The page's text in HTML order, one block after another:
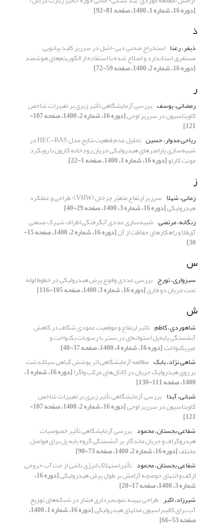
[دوره 16، شماره 1، 1400، صفحه 81-92]
ذ
ذیفر، رعنا استخراج منحنی دبی-اشل در سرریز کلید پیانویی
مستغرق استاندارد و اصلاح شده با استفاده از الگوریتم‌های هوشمند
[دوره 16، شماره 2، 1400، صفحه 59-72]
ر
رمضانی، یوسف بررسی آزمایشگاهی تأثیر زبری بر تغییرات شاخص
کاویتاسیون در سرریز اوجی [دوره 16، شماره 2، 1400، صفحه 107-
121]
ریاحی مدوار، حسین
تحلیل عدم قطعیت نتایج مدل HEC-RAS در
شبیه‌سازی پارامترهای هیدرولیکی جریان رودخانه کارون با رویکرد
مونت کارلو[دوره 16، شماره 1، 1400، صفحه 1-22]
ز
زمانی، شهلا سرریز ارتفاع متغیّر چرخان (VHW): طراحی و عملکرد
هیدرولیکی[دوره 16، شماره 3، 1400، صفحه 29-40]
زنگانه، مرتضی شبیه‌سازی عددی آبگرفتگی اطراف شهرک صنعتی
آق‌قلا و راهکارهای حفاظت از آن [دوره 16، شماره 2، 1400، صفحه 15-
30]
س
سبزواری، تورج بررسی عددی وقوع پرش هیدرولیکی در خطوط لوله
تحت جریان دو فازی[دوره 16، شماره 3، 1400، صفحه 105-116]
ش
شاهوردی، کاظم تاثیر ارتفاع و موقعیت عمودی شکاف در کاهش
آبشستگی پایه‌پل استوانه‌ای در بستر با رسوبات یکنواخت و
غیر‌یکنواخت[دوره 16، شماره 4، 1400، صفحه 37-48]
شاهی نژاد، بابک مطالعه آزمایشگاهی اثر پوشش گیاهی سیلابدشت
بر روی هیدرولیک جریان در کانال‌های مرکب واگرا [دوره 16، شماره 1،
1400، صفحه 111-130]
شبانی، آیدا بررسی آزمایشگاهی تأثیر زبری بر تغییرات شاخص
کاویتاسیون در سرریز اوجی [دوره 16، شماره 2، 1400، صفحه 107-
121]
شفاعی بجستان، محمود بررسی آزمایشگاهی تأثیر خصوصیات
هیدروگراف و جریان ماندگار بر آبشستگی گروه پایه پل برای فواصل
مختلف[دوره 16، شماره 2، 1400، صفحه 73-90]
شفاعی بجستان، محمود تأثیراستهلاک انرژی ناشی از جت آب خروجی
ازکف و انتهای حوضچه آرامش بر طول پرش هیدرولیکی [دوره 16،
شماره 3، 1400، صفحه 17-28]
شیرزاد، اکبر طراحی بهینه نمونه‌برداری فشار در شبکه‌های توزیع
آب برای کالیبراسیون مدل‎های هیدرولیکی [دوره 16، شماره 1، 1400،
صفحه 53-66]